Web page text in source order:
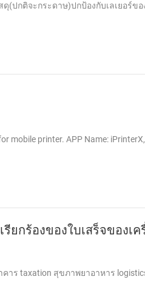
ปกติจะกระดาษ)ปกป้องกับเลเยอร์ข
mobile printer. APP Name:
ยกร้องของใบเสร็จของเ
ร taxation สุขภาพยาอาหาร